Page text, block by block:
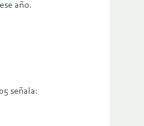
año.
señala: